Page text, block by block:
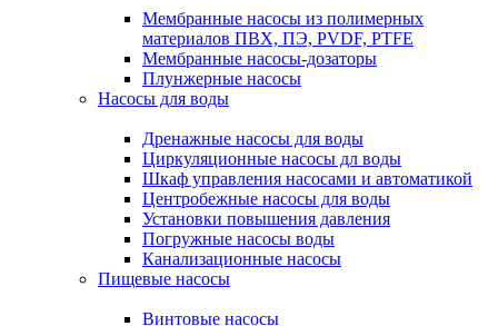
Мембранные насосы из полимерных
материалов ПВХ, ПЭ, PVDF, PTFE
Мембранные насосы-дозаторы
Плунжерные насосы
Насосы для воды
Дренажные насосы для воды
Циркуляционные насосы дл воды
Шкаф управления насосами и автоматикой
Центробежные насосы для воды
Установки повышения давления
Погружные насосы воды
Канализационные насосы
Пищевые насосы
Винтовые насосы